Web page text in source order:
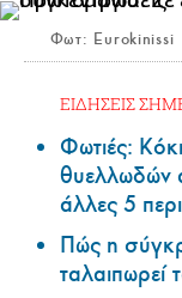
Φωτ: Eurokinissi
ΕΙΔΗΣΕΙΣ
Φωτιές:
θυελλωδών
άλλες 5
Πώς η
ταλαιπωρεί